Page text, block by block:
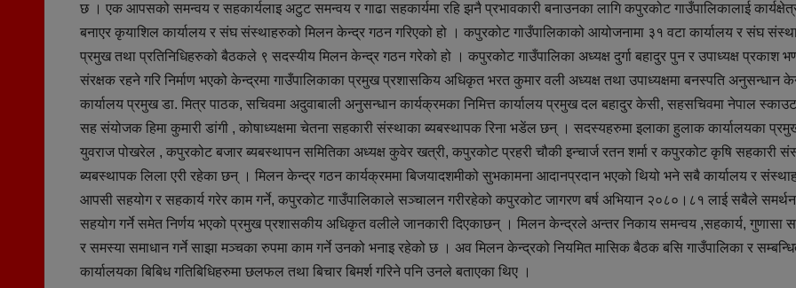
छ । एक आपसको समन्वय र सहकार्यलाइ अटुट समन्वय र गाढा सहकार्यमा रहि झनै प्रभावकारी बनाउनका लागि कपुरकोट गाउँपालिकालाई
बनाएर कृयाशिल कार्यालय र संघ संस्थाहरुको मिलन केन्द्र गठन गरिएको हो । कपुरकोट गाउँपालिकाको आयोजनामा ३१ वटा कार्यालय र संघ
प्रमुख तथा प्रतिनिधिहरुको बैठकले ९ सदस्यीय मिलन केन्द्र गठन गरेको हो । कपुरकोट गाउँपालिका अध्यक्ष दुर्गा बहादुर पुन र उपाध्यक्ष प्रकाश
संरक्षक रहने गरि निर्माण भएको केन्द्रमा गाउँपालिकाका प्रमुख प्रशासकिय अधिकृत भरत कुमार वली अध्यक्ष तथा उपाध्यक्षमा बनस्पति अनुसन्धान
कार्यालय प्रमुख डा. मित्र पाठक, सचिवमा अदुवाबाली अनुसन्धान कार्यक्रमका निमित्त कार्यालय प्रमुख दल बहादुर केसी, सहसचिवमा नेपाल
सह संयोजक हिमा कुमारी डांगी , कोषाध्यक्षमा चेतना सहकारी संस्थाका ब्यबस्थापक रिना भडेंल छन् । सदस्यहरुमा इलाका हुलाक कार्यालयका
युवराज पोखरेल , कपुरकोट बजार ब्यबस्थापन समितिका अध्यक्ष कुवेर खत्री, कपुरकोट प्रहरी चौकी इन्चार्ज रतन शर्मा र कपुरकोट कृषि सहकारी
ब्यबस्थापक लिला एरी रहेका छन् । मिलन केन्द्र गठन कार्यक्रममा बिजयादशमीको सुभकामना आदानप्रदान भएको थियो भने सबै कार्यालय र
आपसी सहयोग र सहकार्य गरेर काम गर्ने, कपुरकोट गाउँपालिकाले सञ्चालन गरीरहेको कपुरकोट जागरण बर्ष अभियान २०८०।८१ लाई सबैले
सहयोग गर्ने समेत निर्णय भएको प्रमुख प्रशासकीय अधिकृत वलीले जानकारी दिएकाछन् । मिलन केन्द्रले अन्तर निकाय समन्वय ,सहकार्य, गुणासा
र समस्या समाधान गर्ने साझा मञ्चका रुपमा काम गर्ने उनको भनाइ रहेको छ । अव मिलन केन्द्रको नियमित मासिक बैठक बसि गाउँपालिका र
कार्यालयका बिबिध गतिबिधिहरुमा छलफल तथा बिचार बिमर्श गरिने पनि उनले बताएका थिए ।